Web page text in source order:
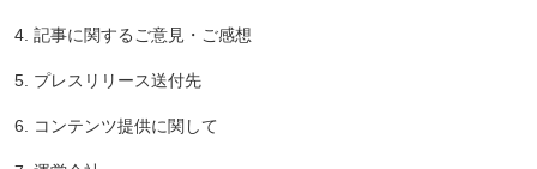
4. 記事に関するご意見・ご感想
5. プレスリリース送付先
6. コンテンツ提供に関して